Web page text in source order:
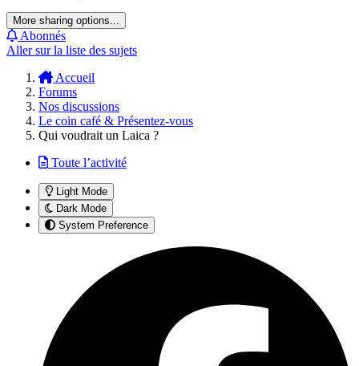
More sharing options...
Abonnés
Aller sur la liste des sujets
Accueil
Forums
Nos discussions
Le coin café & Présentez-vous
Qui voudrait un Laica ?
Toute l’activité
Light Mode
Dark Mode
System Preference